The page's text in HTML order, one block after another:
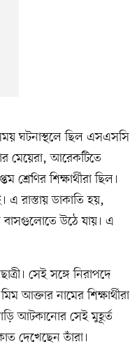
ঘটনাস্থলে ছিল এসএসসি
মেয়েরা, আরেকটিতে
শিক্ষার্থীরা ছিল।
এ রাস্তায় ডাকাতি হয়,
উঠে যায়। এ
সেই সঙ্গে নিরাপদে
আক্তার নামের শিক্ষার্থীরা
আটকানোর সেই মুহূর্ত
দেখেছেন তাঁরা।